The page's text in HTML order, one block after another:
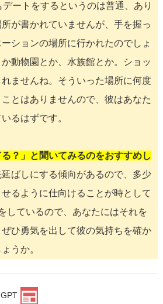
ートをするというのは普通、あり
が書かれていませんが、手を握っ
ションの場所に行かれたのでしょ
動物園とか、水族館とか。ショッ
ませんね。そういった場所に何度
とはありませんので、彼はあなた
るはずです。
る？」と聞いてみるのをおすすめし
ばしにする傾向があるので、多少
るように仕向けることが時として
しているので、あなたにはそれを
ひ勇気を出して彼の気持ちを確か
うか。